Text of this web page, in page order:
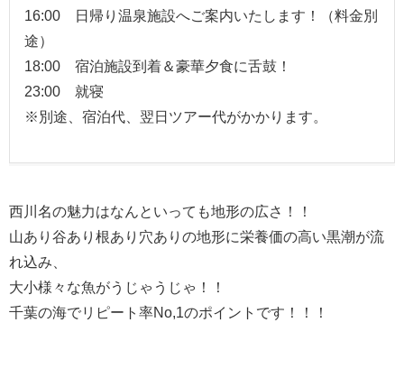
16:00 日帰り温泉施設へご案内いたします！（料金別
途）
18:00 宿泊施設到着＆豪華夕食に舌鼓！
23:00 就寝
※別途、宿泊代、翌日ツアー代がかかります。
西川名の魅力はなんといっても地形の広さ！！
山あり谷あり根あり穴ありの地形に栄養価の高い黒潮が流
れ込み、
大小様々な魚がうじゃうじゃ！！
千葉の海でリピート率No,1のポイントです！！！